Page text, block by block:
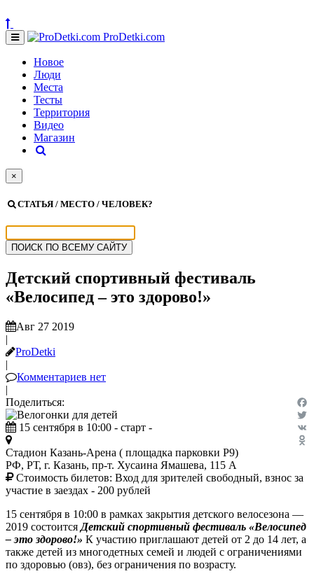
ProDetki.com
Новое
Люди
Места
Тесты
Территория
Видео
Магазин
×
СТАТЬЯ / МЕСТО / ЧЕЛОВЕК?
Детский спортивный фестиваль
«Велосипед – это здорово!»
Авг 27 2019
|
ProDetki
|
Комментариев нет
|
Поделиться:
VK
15 сентября в 10:00 - старт -
Стадион Казань-Арена ( площадка парковки P9)
РФ, РТ, г. Казань, пр-т. Хусаина Ямашева, 115 А
Стоимость билетов: Вход для зрителей свободный, взнос за
участие в заездах - 200 рублей
15 сентября в 10:00 в рамках закрытия детского велосезона —
2019 состоится Детский спортивный фестиваль «Велосипед
– это здорово!» К участию приглашают детей от 2 до 14 лет, а
также детей из многодетных семей и людей с ограничениями
по здоровью (овз), без ограничения по возрасту.